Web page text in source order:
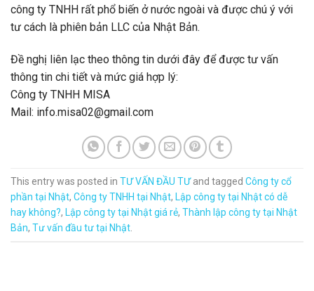
công ty TNHH rất phổ biến ở nước ngoài và được chú ý với
tư cách là phiên bản LLC của Nhật Bản.
Đề nghị liên lạc theo thông tin dưới đây để được tư vấn
thông tin chi tiết và mức giá hợp lý:
Công ty TNHH MISA
Mail: info.misa02@gmail.com
This entry was posted in TƯ VẤN ĐẦU TƯand tagged Công ty cổ
phần tại Nhật, Công ty TNHH tại Nhật, Lập công ty tại Nhật có dễ
hay không?, Lập công ty tại Nhật giá rẻ, Thành lập công ty tại Nhật
Bản, Tư vấn đầu tư tại Nhật